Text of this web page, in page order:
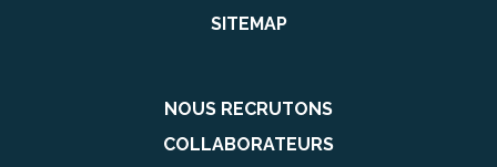
SITEMAP
NOUS RECRUTONS
COLLABORATEURS